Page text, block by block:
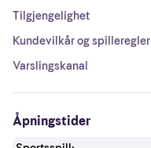
Tilgjengelighet
Kundevilkår og spilleregler
Varslingskanal
Åpningstider